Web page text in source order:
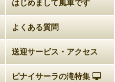
はじめまして風車です
よくある質問
送迎サービス・アクセス
ピナイサーラの滝特集